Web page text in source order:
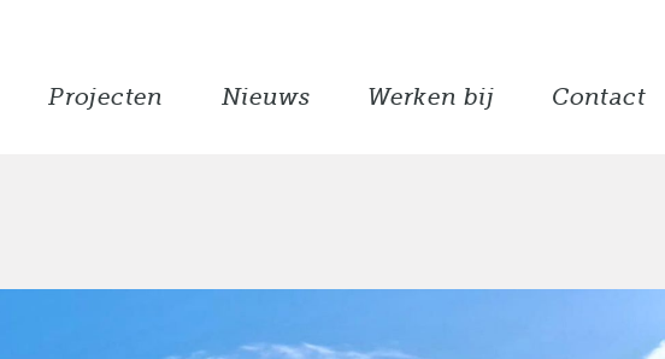
Projecten Nieuws Werken bij Contact